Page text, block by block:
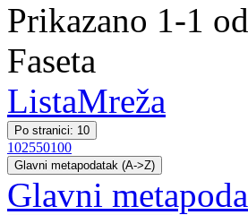
Prikazano 1-1
Faseta
ListaMreža
Po stranici: 10
102550100
Glavni metapodatak (A->Z)
Glavni